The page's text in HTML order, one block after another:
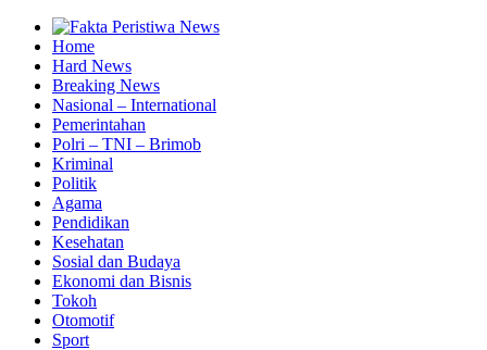
Home
Hard News
Breaking News
Nasional – International
Pemerintahan
Polri – TNI – Brimob
Kriminal
Politik
Agama
Pendidikan
Kesehatan
Sosial dan Budaya
Ekonomi dan Bisnis
Tokoh
Otomotif
Sport